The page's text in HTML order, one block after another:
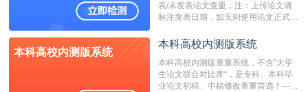
表/未发表论文查重，注：上传论文请
标注发表日期，如无则使用论文正式发
成时间作为发表日期。
本科高校内测版系统
本科高校内测版系统
本科高校内测版查重系统，不含”大学
生论文联合对比库“，是专科、本科毕
业论文初稿、中稿修改查重首选！——